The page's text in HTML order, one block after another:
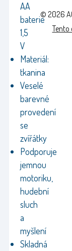
AA
baterie
1,5
V
Materiál:
tkanina
Veselé
barevné
provedení
se
zvířátky
Podporuje
jemnou
motoriku,
hudební
sluch
a
myšlení
Skladná
© 2026
Tento